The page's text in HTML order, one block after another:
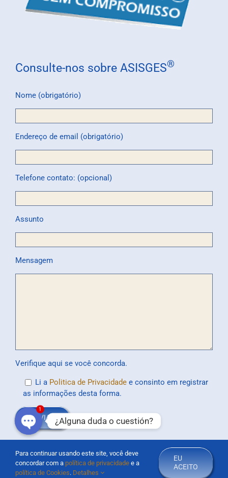
Consulte-nos sobre ASISGES®
Nome (obrigatório)
Endereço de email (obrigatório)
Telefone contato: (opcional)
Assunto
Mensagem
Verifique aqui se você concorda.
Li a Politica de Privacidade e consinto em registrar
as informações desta forma.
© 2020 Asisges - Software de Gestão de Serviços de Apoio Domiciliário
Para continuar usando este site, você deve
concordar com a política de privacidade e a
política de Cookies. Detalhes
EU
ACEITO
¿Alguna duda o cuestión?
Open
1